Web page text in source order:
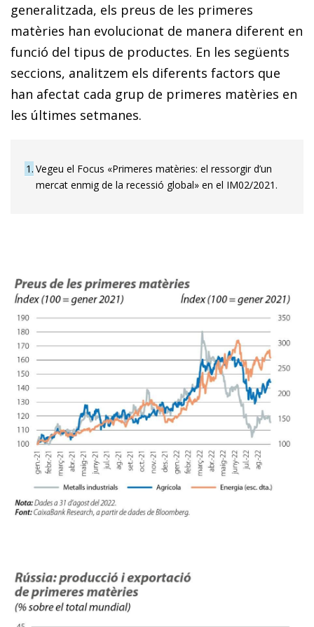
generalitzada, els preus de les primeres
matèries han evolucionat de manera diferent en
funció del tipus de productes. En les següents
seccions, analitzem els diferents factors que
han afectat cada grup de primeres matèries en
les últimes setmanes.
1 Vegeu el Focus «Primeres matèries: el ressorgir d’un
mercat enmig de la recessió global» en el IM02/2021.